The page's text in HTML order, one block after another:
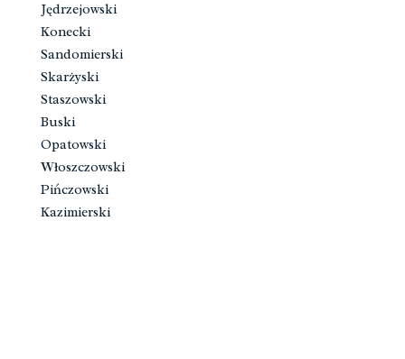
Jędrzejowski
Konecki
Sandomierski
Skarżyski
Staszowski
Buski
Opatowski
Włoszczowski
Pińczowski
Kazimierski